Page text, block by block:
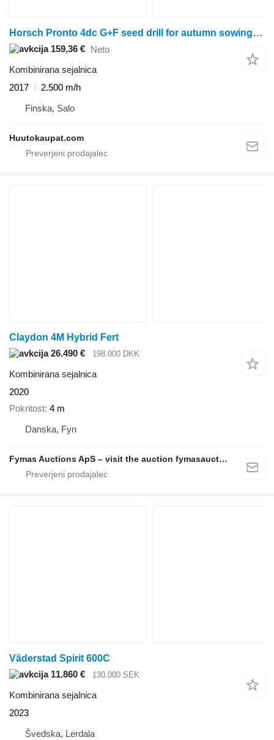
Horsch Pronto 4dc G+F seed drill for autumn sowing, 2017, Salo
159,36 € Neto
Kombinirana sejalnica
2017
2.500 m/h
Finska, Salo
Huutokaupat.com
Claydon 4M Hybrid Fert
26.490 €
198.000 DKK
Kombinirana sejalnica
2020
Pokritost 4 m
Danska, Fyn
Fymas Auctions ApS – visit the auction fymasauctions.dk
Väderstad Spirit 600C
11.860 €
130.000 SEK
Kombinirana sejalnica
2023
Švedska, Lerdala